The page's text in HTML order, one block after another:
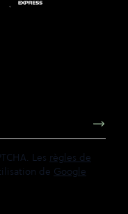
Les règles de
de Google